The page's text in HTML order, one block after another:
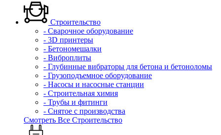
Строительство
- Сварочное оборудование
- 3D принтеры
- Бетономешалки
- Виброплиты
- Глубинные вибраторы для бетона и бетоноломы
- Грузоподъемное оборудование
- Насосы и насосные станции
- Строительная химия
- Трубы и фитинги
- Снятое с производства
Смотреть Все Строительство